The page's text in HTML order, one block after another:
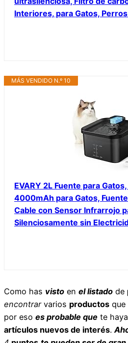
Interiores, para Gatos,
MÁS VENDIDO N.º 10
EVARY 2L Fuente para
4000mAh para Gatos,
Cable con Sensor Infrarrojo
Silenciosamente sin
Como has visto en el listado de
encontrarvarios productos que
por eso es probable que te
artículos nuevos de interés.